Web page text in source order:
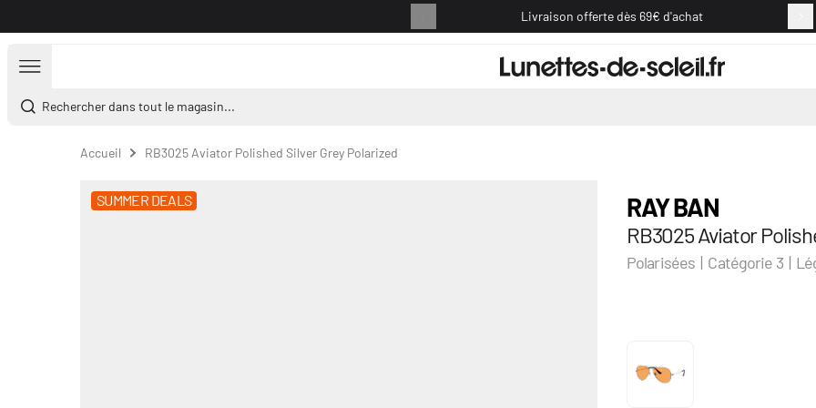
Livraison offerte dès 69€ d'achat
Rechercher dans tout le magasin...
Accueil RB3025 Aviator Polished Silver Grey Polarized
SUMMER DEALS RAY BAN
RB3025 Aviator
Polarisées | Catégorie 3 |